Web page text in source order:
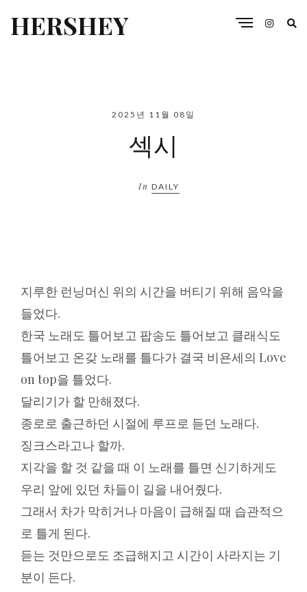
HERSHEY
2025년 11월 08일
섹시
In DAILY
지루한 런닝머신 위의 시간을 버티기 위해 음악을
들었다.
한국 노래도 틀어보고 팝송도 틀어보고 클래식도
틀어보고 온갖 노래를 틀다가 결국 비욘세의 Love
on top을 틀었다.
달리기가 할 만해졌다.
종로로 출근하던 시절에 루프로 듣던 노래다.
징크스라고나 할까.
지각을 할 것 같을 때 이 노래를 틀면 신기하게도
우리 앞에 있던 차들이 길을 내어줬다.
그래서 차가 막히거나 마음이 급해질 때 습관적으
로 틀게 된다.
듣는 것만으로도 조급해지고 시간이 사라지는 기
분이 든다.